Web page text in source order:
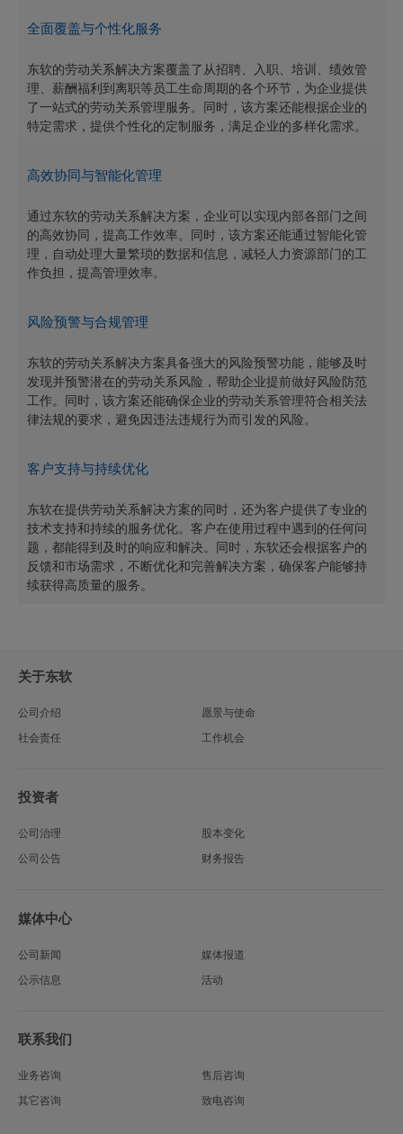
全面覆盖与个性化服务
东软的劳动关系解决方案覆盖了从招聘、入职、培训、绩效管
理、薪酬福利到离职等员工生命周期的各个环节，为企业提供
了一站式的劳动关系管理服务。同时，该方案还能根据企业的
特定需求，提供个性化的定制服务，满足企业的多样化需求。
高效协同与智能化管理
通过东软的劳动关系解决方案，企业可以实现内部各部门之间
的高效协同，提高工作效率。同时，该方案还能通过智能化管
理，自动处理大量繁琐的数据和信息，减轻人力资源部门的工
作负担，提高管理效率。
风险预警与合规管理
东软的劳动关系解决方案具备强大的风险预警功能，能够及时
发现并预警潜在的劳动关系风险，帮助企业提前做好风险防范
工作。同时，该方案还能确保企业的劳动关系管理符合相关法
律法规的要求，避免因违法违规行为而引发的风险。
客户支持与持续优化
东软在提供劳动关系解决方案的同时，还为客户提供了专业的
技术支持和持续的服务优化。客户在使用过程中遇到的任何问
题，都能得到及时的响应和解决。同时，东软还会根据客户的
反馈和市场需求，不断优化和完善解决方案，确保客户能够持
续获得高质量的服务。
关于东软
公司介绍
愿景与使命
社会责任
工作机会
投资者
公司治理
股本变化
公司公告
财务报告
媒体中心
公司新闻
媒体报道
公示信息
活动
联系我们
业务咨询
售后咨询
其它咨询
致电咨询